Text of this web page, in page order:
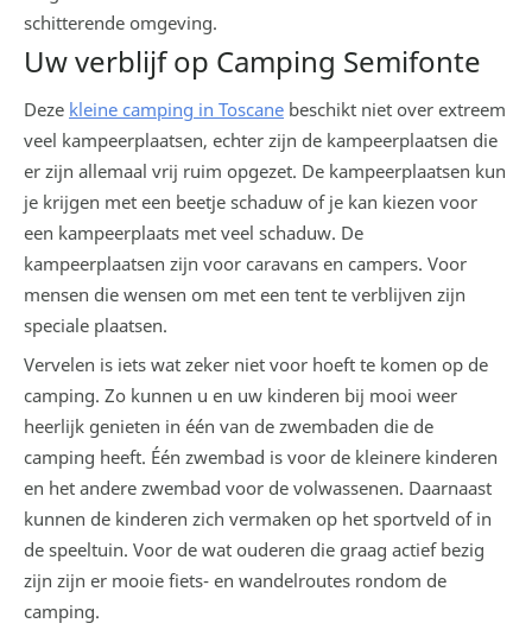
schitterende omgeving.
Uw verblijf op Camping Semifonte
Deze kleine camping in Toscane beschikt niet over extreem
veel kampeerplaatsen, echter zijn de kampeerplaatsen die
er zijn allemaal vrij ruim opgezet. De kampeerplaatsen kun
je krijgen met een beetje schaduw of je kan kiezen voor
een kampeerplaats met veel schaduw. De
kampeerplaatsen zijn voor caravans en campers. Voor
mensen die wensen om met een tent te verblijven zijn
speciale plaatsen.
Vervelen is iets wat zeker niet voor hoeft te komen op de
camping. Zo kunnen u en uw kinderen bij mooi weer
heerlijk genieten in één van de zwembaden die de
camping heeft. Één zwembad is voor de kleinere kinderen
en het andere zwembad voor de volwassenen. Daarnaast
kunnen de kinderen zich vermaken op het sportveld of in
de speeltuin. Voor de wat ouderen die graag actief bezig
zijn zijn er mooie fiets- en wandelroutes rondom de
camping.